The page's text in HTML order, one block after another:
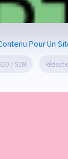
Pour Un
/ SEM